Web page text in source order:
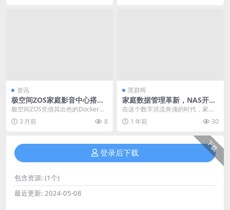
资讯
极空间ZOS家庭影音中心搭建
实战指南：从Jellyfin部署到4
K硬件转码的完整配置方案
极空间ZOS凭借其出色的Docker容
器管理和内置的显卡驱动支持，成
为搭建家庭影...
3 月前 8
黑群晖
家庭数据管理革新，NAS开启
智能存储新时代
在这个数字洪流奔涌的时代，家庭
数据呈爆发式增长，照片、视频、
音乐、文档等海量信息...
1 年前 30
下载
登录后下载
包含资源: (1个)
最近更新: 2024-05-08